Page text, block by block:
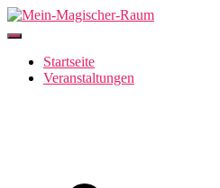
Navigation
umschaltenStartseite
Veranstaltungen